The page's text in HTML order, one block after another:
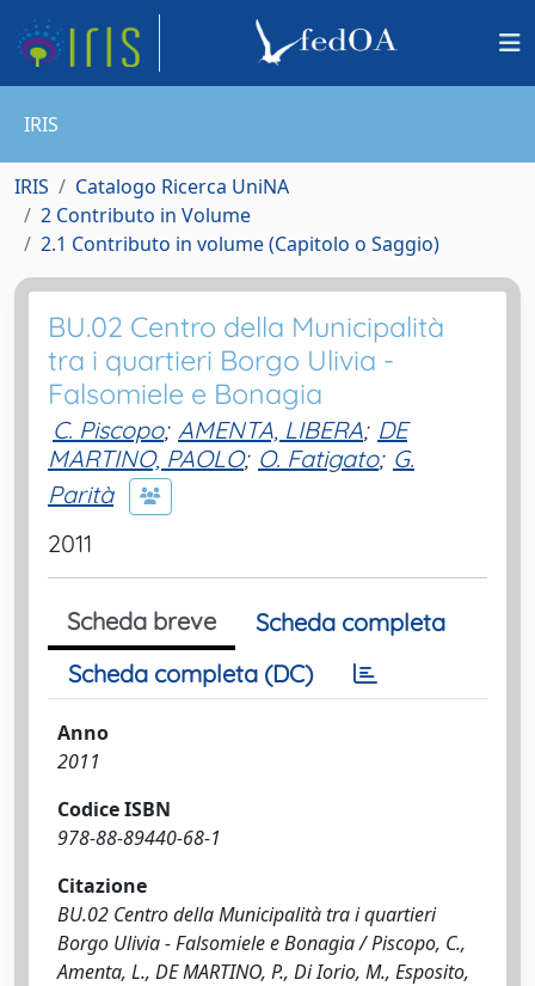
IRIS
IRIS
Catalogo Ricerca UniNA
2 Contributo in Volume
2.1 Contributo in volume (Capitolo o Saggio)
BU.02 Centro della Municipalità
tra i quartieri Borgo Ulivia -
Falsomiele e Bonagia
C. Piscopo; AMENTA, LIBERA; DE
MARTINO, PAOLO; O. Fatigato; G.
Parità
2011
Scheda breve
Scheda completa
Scheda completa (DC)
Anno
2011
Codice ISBN
978-88-89440-68-1
Citazione
BU.02 Centro della Municipalità tra i quartieri
Borgo Ulivia - Falsomiele e Bonagia / Piscopo, C.,
Amenta, L., DE MARTINO, P., Di Iorio, M., Esposito,